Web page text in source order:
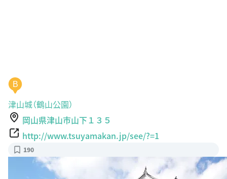
B
津山城（鶴山公園）
岡山県津山市山下１３５
http://www.tsuyamakan.jp/see/?=1
190